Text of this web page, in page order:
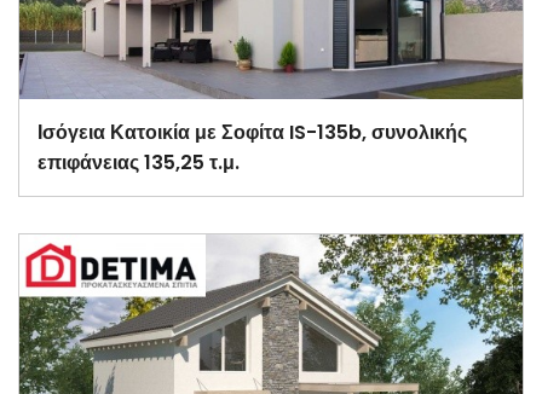
Ισόγεια Κατοικία με Σοφίτα IS-135b, συνολικής
επιφάνειας 135,25 τ.μ.